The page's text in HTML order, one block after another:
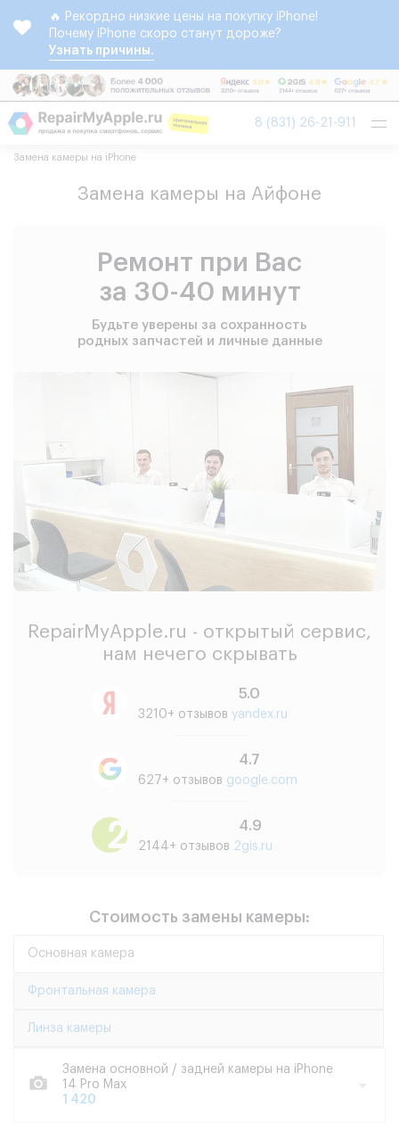
🔥 Рекордно низкие цены на покупку iPhone!
Почему iPhone скоро станут дороже?
Узнать причины.
8 (831) 26-21-911
Замена камеры на iPhone
Замена камеры на Айфоне
Ремонт при Вас
за 30-40 минут
Будьте уверены за сохранность
родных запчастей и личные данные
RepairMyApple.ru - открытый сервис,
нам нечего скрывать
5.0
3210+ отзывов yandex.ru
4.7
627+ отзывов google.com
4.9
2144+ отзывов 2gis.ru
Стоимость замены камеры:
Основная камера
Фронтальная камера
Линза камеры
Замена основной / задней камеры на iPhone
14 Pro Max
1 420